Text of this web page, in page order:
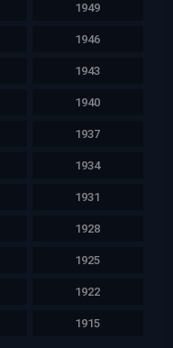
1949
1946
1943
1940
1937
1934
1931
1928
1925
1922
1915